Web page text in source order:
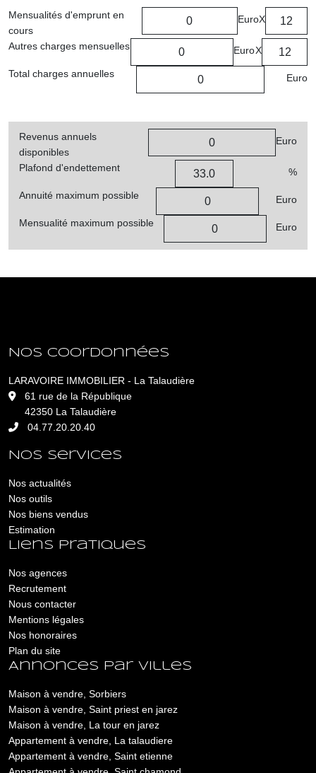
Mensualités d'emprunt en
cours
EuroX
Autres charges mensuelles EuroX
Total charges annuelles Euro
Revenus annuels
disponibles
Euro
Plafond d'endettement %
Annuité maximum possible Euro
Mensualité maximum possible Euro
Nos coordonnées
LARAVOIRE IMMOBILIER - La Talaudière
61 rue de la République
42350 La Talaudière
04.77.20.20.40
Nos services
Nos actualités
Nos outils
Nos biens vendus
Estimation
Liens pratiques
Nos agences
Recrutement
Nous contacter
Mentions légales
Nos honoraires
Plan du site
Annonces par villes
Maison à vendre, Sorbiers
Maison à vendre, Saint priest en jarez
Maison à vendre, La tour en jarez
Appartement à vendre, La talaudiere
Appartement à vendre, Saint etienne